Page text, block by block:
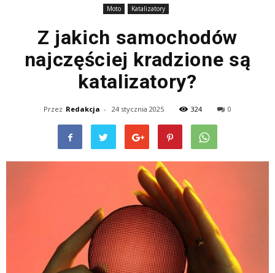
Moto Katalizatory
Z jakich samochodów
najczęściej kradzione są
katalizatory?
Przez Redakcja - 24 stycznia 2025 324 0